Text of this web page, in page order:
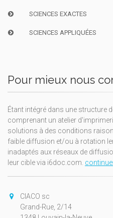
SCIENCES EXACTES
SCIENCES APPLIQUÉES
Pour mieux nous
Étant intégré dans une structure
comprenant un atelier
solutions à des conditions
faible diffusion et/ou à rotation
inadaptés aux réseaux de
leur cible via i6doc.com.
CIACO sc
Grand-Rue, 2/14